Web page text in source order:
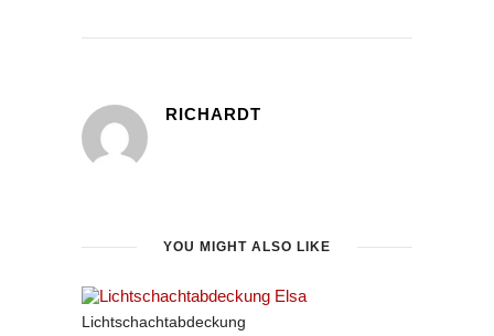
RICHARDT
YOU MIGHT ALSO LIKE
Lichtschachtabdeckung